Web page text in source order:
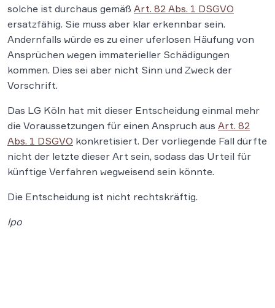
solche ist durchaus gemäß Art. 82 Abs. 1 DSGVO
ersatzfähig. Sie muss aber klar erkennbar sein.
Andernfalls würde es zu einer uferlosen Häufung von
Ansprüchen wegen immaterieller Schädigungen
kommen. Dies sei aber nicht Sinn und Zweck der
Vorschrift.
Das LG Köln hat mit dieser Entscheidung einmal mehr
die Voraussetzungen für einen Anspruch aus Art. 82
Abs. 1 DSGVO konkretisiert. Der vorliegende Fall dürfte
nicht der letzte dieser Art sein, sodass das Urteil für
künftige Verfahren wegweisend sein könnte.
Die Entscheidung ist nicht rechtskräftig.
lpo